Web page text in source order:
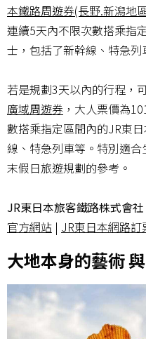
本鐵路周遊券(長野.新潟地
連續5天內不限次數搭乘指
士，包括了新幹線、特急列
若是規劃3天以內的行程，
廣域周遊券 ，大人票價為
數搭乘指定區間內的JR東
線、特急列車等。特別適
末假日旅遊規劃的參考。
JR東日本旅客鐵路株式會社
官方網站 | JR東日本網路訂
大地本身的藝術